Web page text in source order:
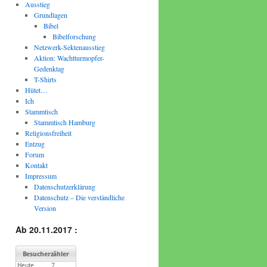
Ausstieg
Grundlagen
Bibel
Bibelforschung
Netzwerk-Sektenausstieg
Aktion: Wachtturmopfer-
Gedenktag
T-Shirts
Hütet…
Ich
Stammtisch
Stammtisch Hamburg
Religionsfreiheit
Entzug
Forum
Kontakt
Impressum
Datenschutzerklärung
Datenschutz – Die verständliche
Version
Ab 20.11.2017 :